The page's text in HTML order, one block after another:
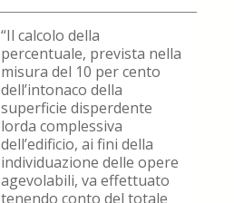
“Il calcolo della
percentuale, prevista nella
misura del 10 per cento
dell’intonaco della
superficie disperdente
lorda complessiva
dell’edificio, ai fini della
individuazione delle opere
agevolabili, va effettuato
tenendo conto del totale